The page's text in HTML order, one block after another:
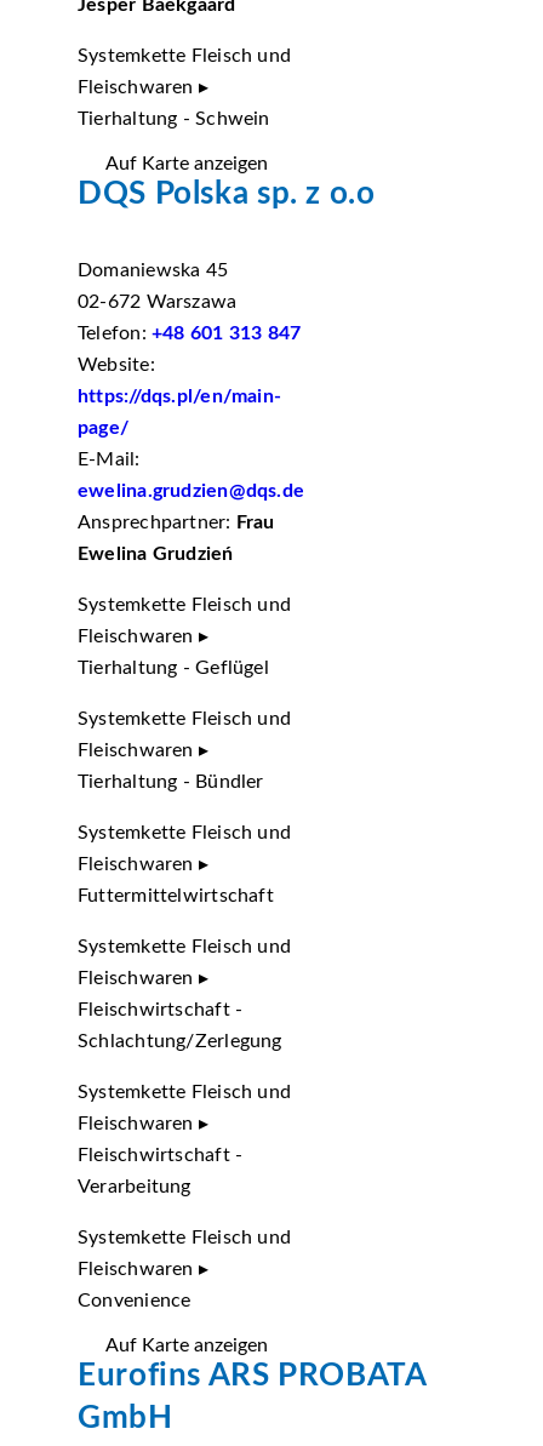
Jesper Baekgaard
Systemkette Fleisch und
Fleischwaren ▸
Tierhaltung - Schwein
Auf Karte anzeigen
DQS Polska sp. z o.o
Domaniewska 45
02-672 Warszawa
Telefon: +48 601 313 847
Website:
https://dqs.pl/en/main-
page/
E-Mail:
ewelina.grudzien@dqs.de
Ansprechpartner: Frau
Ewelina Grudzień
Systemkette Fleisch und
Fleischwaren ▸
Tierhaltung - Geflügel
Systemkette Fleisch und
Fleischwaren ▸
Tierhaltung - Bündler
Systemkette Fleisch und
Fleischwaren ▸
Futtermittelwirtschaft
Systemkette Fleisch und
Fleischwaren ▸
Fleischwirtschaft -
Schlachtung/Zerlegung
Systemkette Fleisch und
Fleischwaren ▸
Fleischwirtschaft -
Verarbeitung
Systemkette Fleisch und
Fleischwaren ▸
Convenience
Auf Karte anzeigen
Eurofins ARS PROBATA
GmbH